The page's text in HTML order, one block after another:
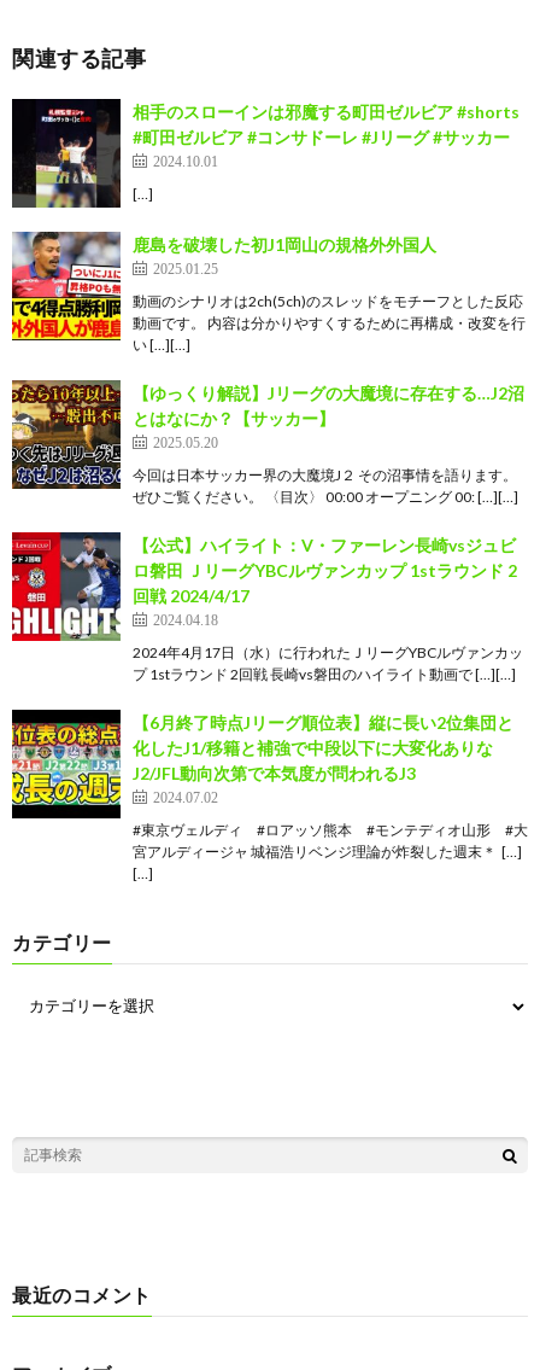
関連する記事
相手のスローインは邪魔する町田ゼルビア #shorts
#町田ゼルビア #コンサドーレ #Jリーグ #サッカー
2024.10.01
[…]
鹿島を破壊した初J1岡山の規格外外国人
2025.01.25
動画のシナリオは2ch(5ch)のスレッドをモチーフとした反応
動画です。 内容は分かりやすくするために再構成・改変を行
い […][…]
【ゆっくり解説】Jリーグの大魔境に存在する…J2沼
とはなにか？【サッカー】
2025.05.20
今回は日本サッカー界の大魔境J２ その沼事情を語ります。
ぜひご覧ください。 〈目次〉 00:00 オープニング 00: […][…]
【公式】ハイライト：V・ファーレン長崎vsジュビ
ロ磐田 ＪリーグYBCルヴァンカップ 1stラウンド 2
回戦 2024/4/17
2024.04.18
2024年4月17日（水）に行われたＪリーグYBCルヴァンカッ
プ 1stラウンド 2回戦 長崎vs磐田のハイライト動画で […][…]
【6月終了時点Jリーグ順位表】縦に長い2位集団と
化したJ1/移籍と補強で中段以下に大変化ありな
J2/JFL動向次第で本気度が問われるJ3
2024.07.02
#東京ヴェルディ #ロアッソ熊本 #モンテディオ山形 #大
宮アルディージャ 城福浩リベンジ理論が炸裂した週末＊  […]
[…]
カテゴリー
最近のコメント